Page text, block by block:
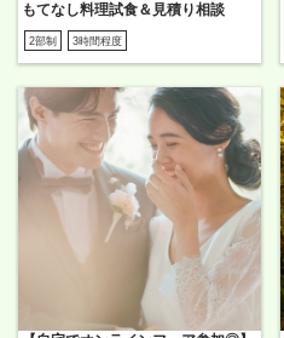
もてなし料理試食＆見積り相談
2部制 3時間程度